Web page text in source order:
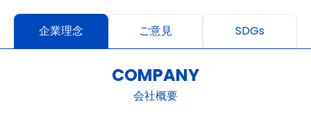
企業理念 ご意見 SDGs
COMPANY
会社概要